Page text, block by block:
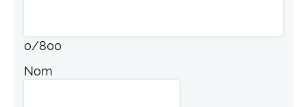
0/800
Nom